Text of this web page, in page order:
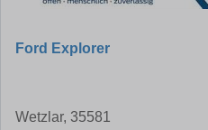
Ford Explorer
Wetzlar, 35581